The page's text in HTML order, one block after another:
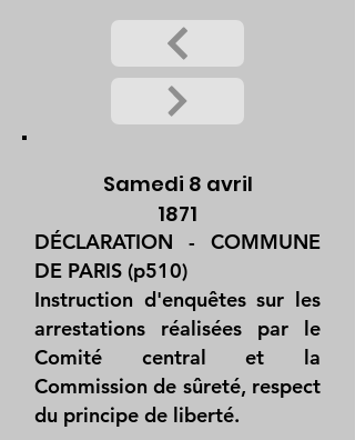
Samedi 8 avril
1871
DÉCLARATION - COMMUNE
DE PARIS (p510)
Instruction d'enquêtes sur les
arrestations réalisées par le
Comité central et la
Commission de sûreté, respect
du principe de liberté.